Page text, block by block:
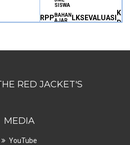
SISWA
RPP BAHAN
AJAR
LKS EVALUASI
AJAR
RED JACKET'S
MEDIA
YouTube